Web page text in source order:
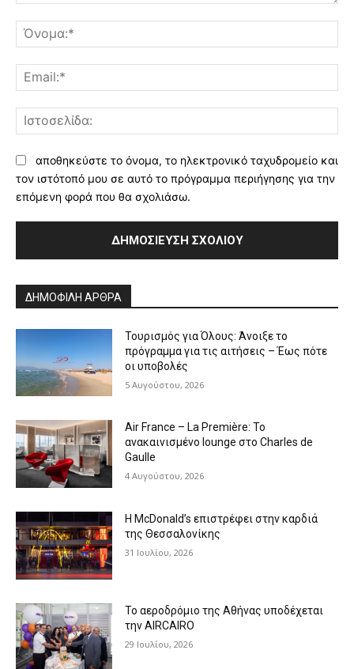
αποθηκεύστε το όνομα, το ηλεκτρονικό ταχυδρομείο και
τον ιστότοπό μου σε αυτό το πρόγραμμα περιήγησης για την
επόμενη φορά που θα σχολιάσω.
ΔΗΜΟΦΙΛΗ ΑΡΘΡΑ
Τουρισμός για Όλους: Άνοιξε το
πρόγραμμα για τις αιτήσεις – Έως πότε
οι υποβολές
5 Αυγούστου, 2026
Air France – La Première: Το
ανακαινισμένο lounge στο Charles de
Gaulle
4 Αυγούστου, 2026
Η McDonald’s επιστρέφει στην καρδιά
της Θεσσαλονίκης
31 Ιουλίου, 2026
Το αεροδρόμιο της Αθήνας υποδέχεται
την AIRCAIRO
29 Ιουλίου, 2026